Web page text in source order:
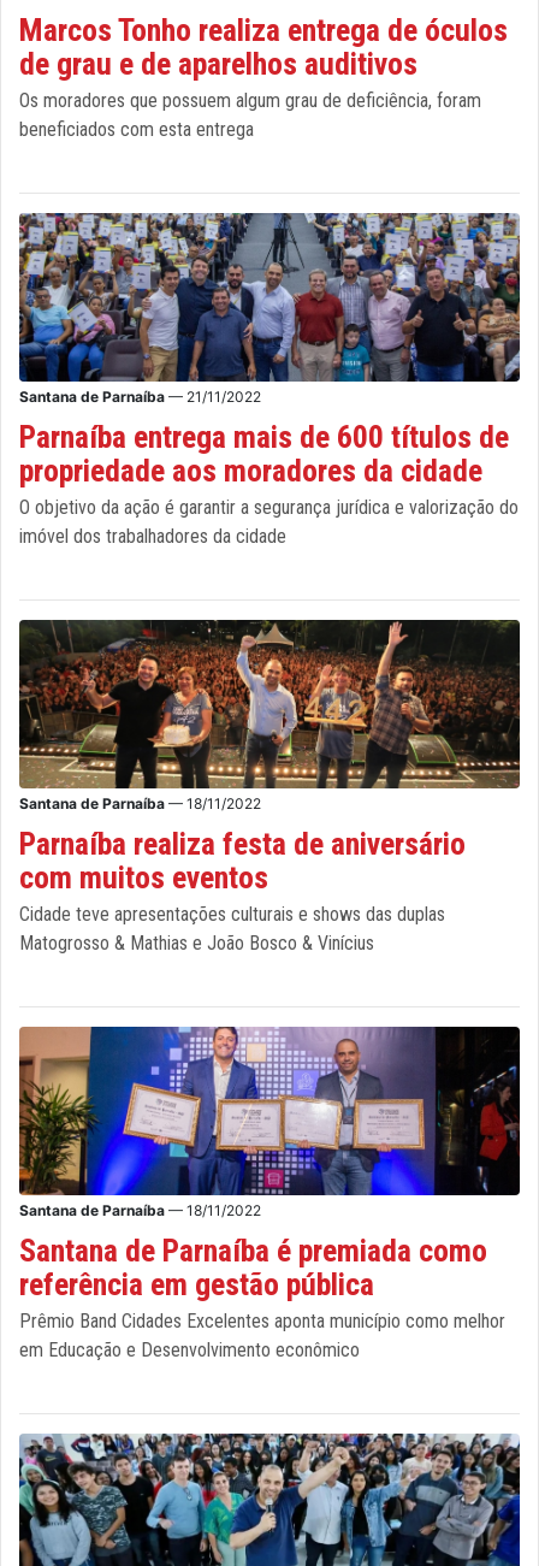
Marcos Tonho realiza entrega de óculos
de grau e de aparelhos auditivos
Os moradores que possuem algum grau de deficiência, foram
beneficiados com esta entrega
Santana de Parnaíba — 21/11/2022
Parnaíba entrega mais de 600 títulos de
propriedade aos moradores da cidade
O objetivo da ação é garantir a segurança jurídica e valorização do
imóvel dos trabalhadores da cidade
Santana de Parnaíba — 18/11/2022
Parnaíba realiza festa de aniversário
com muitos eventos
Cidade teve apresentações culturais e shows das duplas
Matogrosso & Mathias e João Bosco & Vinícius
Santana de Parnaíba — 18/11/2022
Santana de Parnaíba é premiada como
referência em gestão pública
Prêmio Band Cidades Excelentes aponta município como melhor
em Educação e Desenvolvimento econômico